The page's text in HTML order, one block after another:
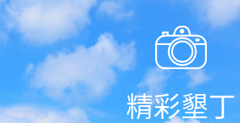
精彩墾丁